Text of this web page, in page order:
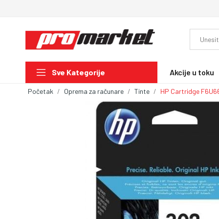
Sve Kategorije Akcije u toku
Početak Oprema za računare Tinte HP Cartridge